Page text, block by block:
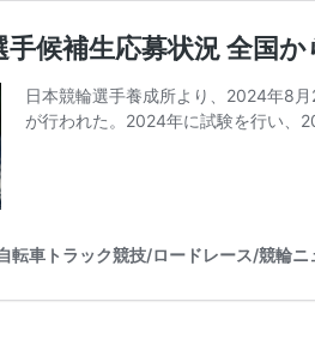
候補生応募状況 全国
日本競輪選手養成所より、2024年8
が行われた。2024年に試験を行い、
転車トラック競技/ロードレース/競輪ニ